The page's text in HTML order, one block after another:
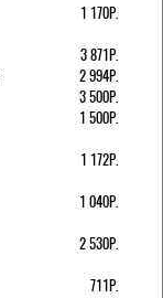
1 170Р.
3 871Р.
2 994Р.
3 500Р.
1 500Р.
1 172Р.
1 040Р.
2 530Р.
711Р.